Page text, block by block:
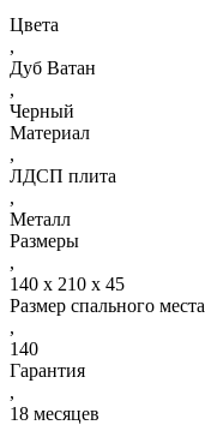
Цвета
,
Дуб Ватан
,
Черный
Материал
,
ЛДСП плита
,
Металл
Размеры
,
140 х 210 х 45
Размер спального места
,
140
Гарантия
,
18 месяцев